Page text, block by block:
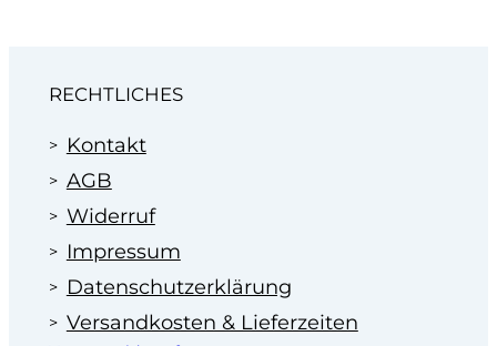
im Bereich der Scheibentönung in
RECHTLICHES
Kontakt
AGB
Widerruf
Impressum
Datenschutzerklärung
Versandkosten & Lieferzeiten